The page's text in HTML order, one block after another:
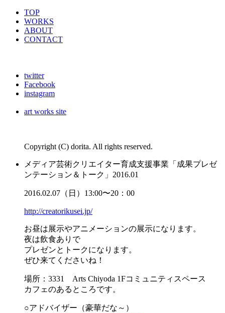
TOP
WORKS
ABOUT
CONTACT
twitter
Facebook
instagram
art works site
Copyright (C) dorita. All rights reserved.
メディア芸術クリエイター育成支援事業「成果プレゼ
ンテーション＆トーク」 2016.01
2016.02.07（日）13:00〜20：00
http://creatorikusei.jp/
お昼は展示やアニメーションの展示になります。
夜は飲食ありで
プレゼンとトークになります。
ぜひ来てくださいね！
場所：3331 Arts Chiyoda 1Fコミュニティスペース
カフェのあるところです。
○アドバイザー（豪華だな～）